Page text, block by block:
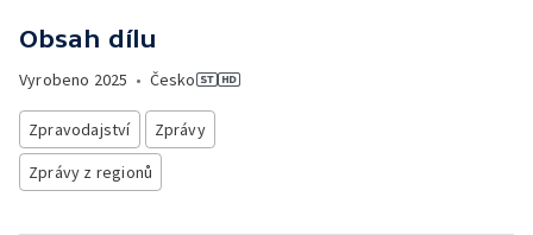
Obsah dílu
Vyrobeno 2025 • Česko
Zpravodajství
Zprávy
Zprávy z regionů